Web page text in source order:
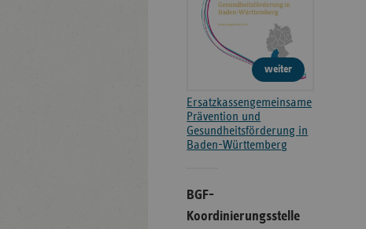
weiter
Ersatzkassengemeinsame
Prävention und
Gesundheitsförderung in
Baden-Württemberg
BGF-
Koordinierungsstelle